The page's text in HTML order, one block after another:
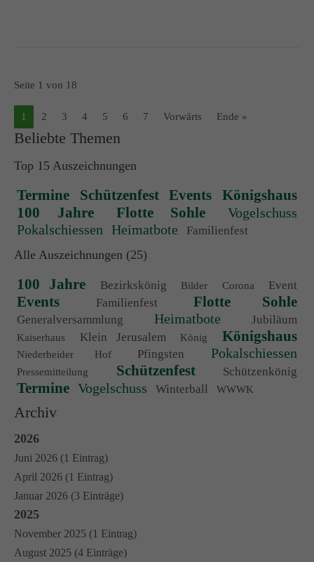
Seite 1 von 18
1 2 3 4 5 6 7 Vorwärts Ende »
Beliebte Themen
Top 15 Auszeichnungen
Termine Schützenfest Events
Königshaus
100 Jahre
Flotte Sohle
Vogelschuss
Pokalschiessen
Heimatbote Familienfest
Alle Auszeichnungen (25)
100 Jahre Bezirkskönig Bilder Corona Event
Events Familienfest Flotte Sohle
Generalversammlung Heimatbote Jubiläum
Kaiserhaus Klein Jerusalem König Königshaus
Niederheider Hof Pfingsten Pokalschiessen
Pressemitteilung Schützenfest Schützenkönig
Termine Vogelschuss Winterball WWWK
Archiv
2026
Juni 2026 (1 Eintrag)
April 2026 (1 Eintrag)
Januar 2026 (3 Einträge)
2025
November 2025 (1 Eintrag)
August 2025 (4 Einträge)